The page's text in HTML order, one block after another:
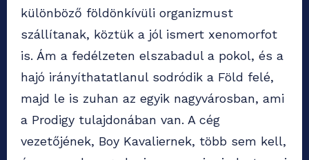
különböző földönkívüli organizmust
szállítanak, köztük a jól ismert xenomorfot
is. Ám a fedélzeten elszabadul a pokol, és a
hajó irányíthatatlanul sodródik a Föld felé,
majd le is zuhan az egyik nagyvárosban, ami
a Prodigy tulajdonában van. A cég
vezetőjének, Boy Kavaliernek, több sem kell,